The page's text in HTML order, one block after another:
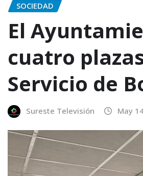
SOCIEDAD
El
cuatro
Servicio de
Sureste Televisión May